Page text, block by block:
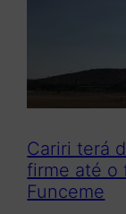
Cariri terá
firme até o
Funceme